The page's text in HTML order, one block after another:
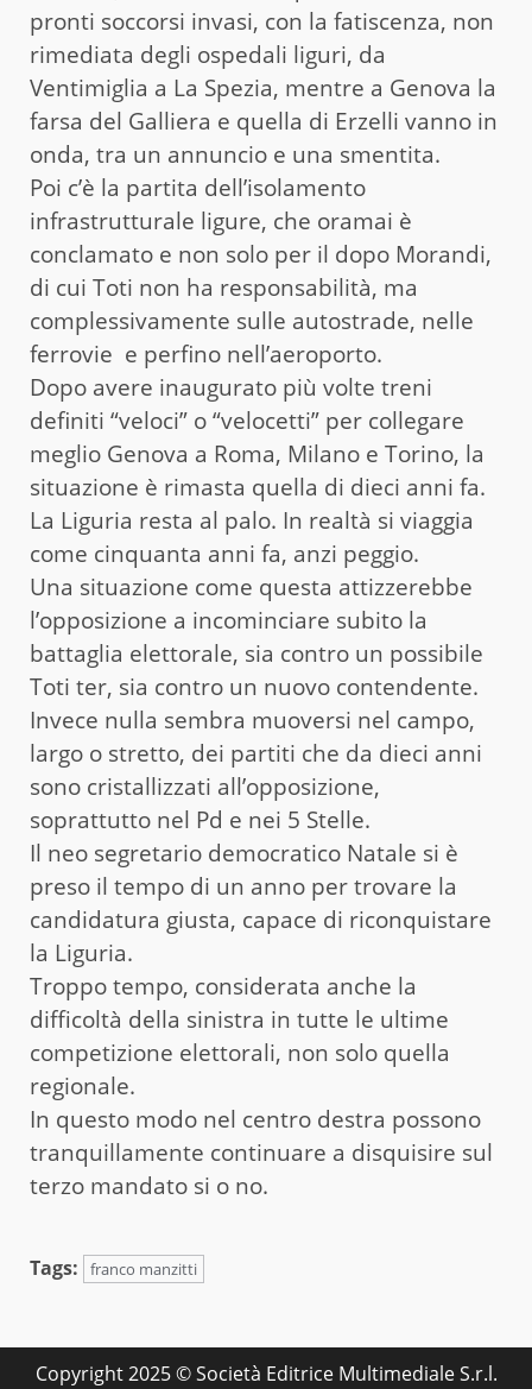
pronti soccorsi invasi, con la fatiscenza, non
rimediata degli ospedali liguri, da
Ventimiglia a La Spezia, mentre a Genova la
farsa del Galliera e quella di Erzelli vanno in
onda, tra un annuncio e una smentita.
Poi c’è la partita dell’isolamento
infrastrutturale ligure, che oramai è
conclamato e non solo per il dopo Morandi,
di cui Toti non ha responsabilità, ma
complessivamente sulle autostrade, nelle
ferrovie e perfino nell’aeroporto.
Dopo avere inaugurato più volte treni
definiti “veloci” o “velocetti” per collegare
meglio Genova a Roma, Milano e Torino, la
situazione è rimasta quella di dieci anni fa.
La Liguria resta al palo. In realtà si viaggia
come cinquanta anni fa, anzi peggio.
Una situazione come questa attizzerebbe
l’opposizione a incominciare subito la
battaglia elettorale, sia contro un possibile
Toti ter, sia contro un nuovo contendente.
Invece nulla sembra muoversi nel campo,
largo o stretto, dei partiti che da dieci anni
sono cristallizzati all’opposizione,
soprattutto nel Pd e nei 5 Stelle.
Il neo segretario democratico Natale si è
preso il tempo di un anno per trovare la
candidatura giusta, capace di riconquistare
la Liguria.
Troppo tempo, considerata anche la
difficoltà della sinistra in tutte le ultime
competizione elettorali, non solo quella
regionale.
In questo modo nel centro destra possono
tranquillamente continuare a disquisire sul
terzo mandato si o no.
Tags: franco manzitti
Copyright 2025 © Società Editrice Multimediale S.r.l.